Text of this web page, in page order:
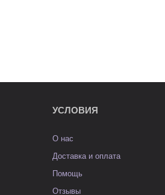
УСЛОВИЯ
О нас
Доставка и оплата
Помощь
Отзывы